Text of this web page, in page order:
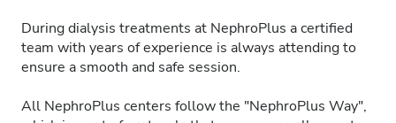
During dialysis treatments at NephroPlus a certified
team with years of experience is always attending to
ensure a smooth and safe session.
All NephroPlus centers follow the "NephroPlus Way",